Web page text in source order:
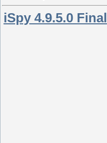
iSpy 4.9.5.0 Final